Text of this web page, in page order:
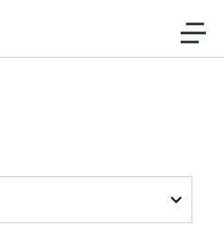
al contenido
Usach